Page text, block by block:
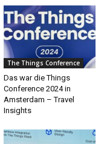
The Things Conference
Das war die Things
Conference 2024 in
Amsterdam – Travel
Insights